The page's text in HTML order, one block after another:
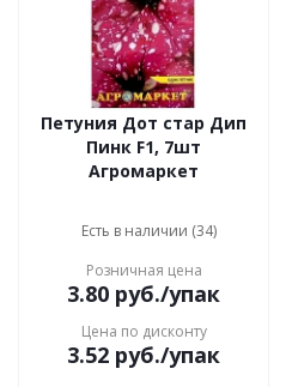
Петуния Дот стар Дип
Пинк F1, 7шт
Агромаркет
Есть в наличии (34)
Розничная цена
3.80 руб./упак
Цена по дисконту
3.52 руб./упак